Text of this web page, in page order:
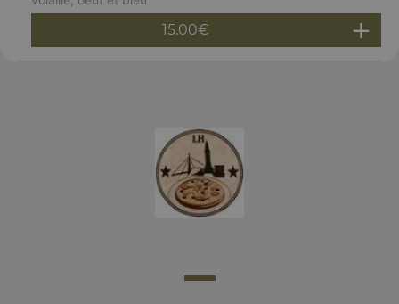
15.00€